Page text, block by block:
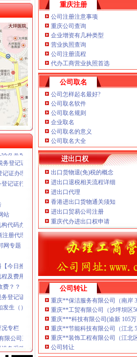
限公司重庆分公司 渝江 （工商注册）
名重庆新时代学校S新闻头条-齐齐哈尔
石井坡写字楼出售_渝房网
学吧】_百度贴吧
工厂_重庆市_沙坪坝区_企业在线
质洋房出售,重庆沙坪坝磁器口俊峰香
可以吗-110网免费法律咨询
务登记证年检_税务登记证注销_一品威客
务登记证？_搜狐财经_搜狐网
证办理|代理税务登记】-长春赶集网
登记证行动_税务频道_红网
代码办理刻章营业执照正副本变更】价格
注册代理|工商注册代办】-重庆赶集网
网专题
今日推荐网-青岛工商/税务/财务】
及费用
费？？【聊城吧】_百度贴吧
登记证-阿里巴巴专栏
发生（）时,应当办理注销税务登记。
专栏
限公司玉林市福绵区新桥联片农村饮水安
备采购项目（第十九批）的招标公告
有40家冒牌培训班
重庆注册
公司注册注意事项
重庆公司查询
企业增资有几种类型
营业执照查询
公司注册流程
代办工商营业执照首选
公司取名
公司怎样起名最好?
公司取名软件
公司取名规则
企业取名
公司取名的意义
公司取名大全
进出口权
出口货物退(免)税的概念
进出口退税相关流程详细
进出口代理
香港进出口货物通关须知
进出口贸易公司注册
重庆代办进出口权申请
公司转让
重庆**保洁服务有限公司（南岸
重庆**工贸有限公司（沙坪坝区
重庆***科技有限公司(渝新 105万
重庆**节能科技有限公司（江北
重庆**装饰工程有限公司（江北
公司转让